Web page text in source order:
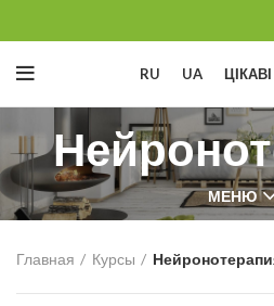
RU UA
МЕНЮ
Главная Курсы